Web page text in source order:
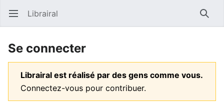
Ouvrir le menu principal Librairal
Se connecter
Librairal est réalisé par des gens comme vous.
Connectez-vous pour contribuer.